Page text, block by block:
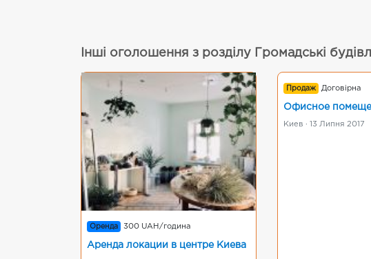
Інші оголошення з розділу Громадські
Оренда 300 UAH/година
Аренда локации в центре Киева
Продаж Договірна
Офисное
Киев · 13 Липня 2017